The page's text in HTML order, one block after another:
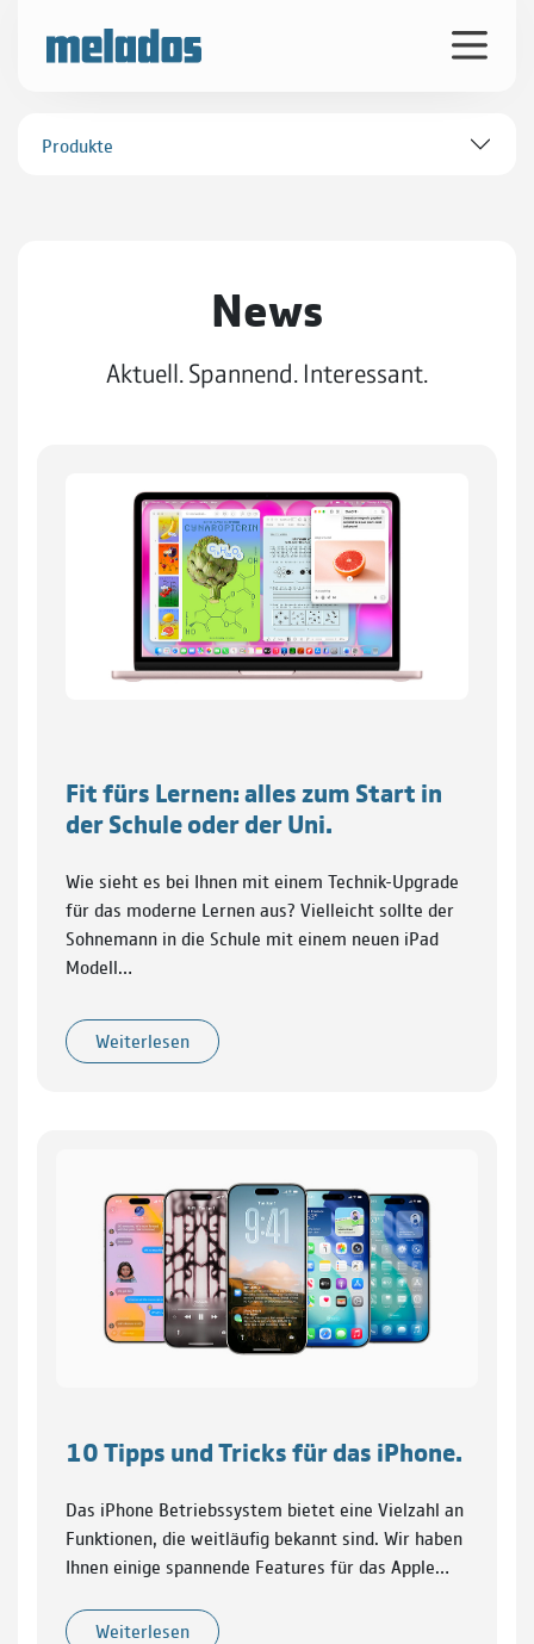
Produkte
News
Aktuell. Spannend. Interessant.
Fit fürs Lernen: alles zum Start in
der Schule oder der Uni.
Wie sieht es bei Ihnen mit einem Technik-Upgrade
für das moderne Lernen aus? Vielleicht sollte der
Sohnemann in die Schule mit einem neuen iPad
Modell…
Weiterlesen
10 Tipps und Tricks für das iPhone.
Das iPhone Betriebssystem bietet eine Vielzahl an
Funktionen, die weitläufig bekannt sind. Wir haben
Ihnen einige spannende Features für das Apple…
Weiterlesen